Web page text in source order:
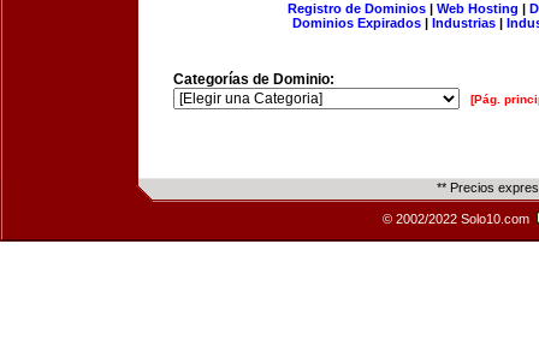
Registro de Dominios| Web Hosting |
Dominios Expirados | Industrias |
Categorías de Dominio:
[Pág.
** Precios
© 2002/2022 Solo10.com